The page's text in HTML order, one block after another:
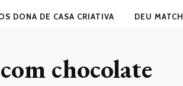
DONA DE CASA CRIATIVA DEU MATCH
chocolate